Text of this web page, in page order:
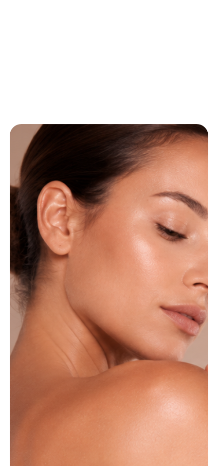
Körperformung:
Kryolipolyse mit Cryomed
®
EmShapeX ®
LPG Endermologie®
Lymphmassage
Laser:
Dauerhafte
Laserhaarentfernung
Kosmetische
Behandlungen: